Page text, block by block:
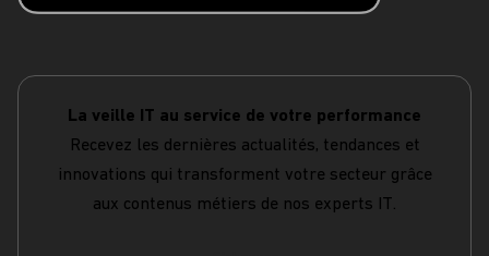
La veille IT au service de votre performance
Recevez les dernières actualités, tendances et
innovations qui transforment votre secteur grâce
aux contenus métiers de nos experts IT.